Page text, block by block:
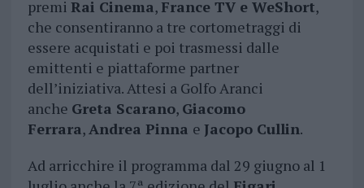
premi Rai Cinema, France TV e WeShort,
che consentiranno a tre cortometraggi di
essere acquistati e poi trasmessi dalle
emittenti e piattaforme partner
dell’iniziativa. Attesi a Golfo Aranci
anche Greta Scarano, Giacomo
Ferrara,Andrea Pinna e Jacopo Cullin.
Ad arricchire il programma dal 29 giugno al 1